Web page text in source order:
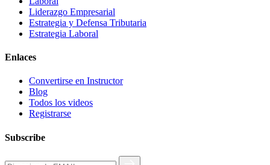
Liderazgo Empresarial
Estrategia y Defensa Tributaria
Estrategia Laboral
Enlaces
Convertirse en Instructor
Blog
Todos los videos
Registrarse
Subscribe